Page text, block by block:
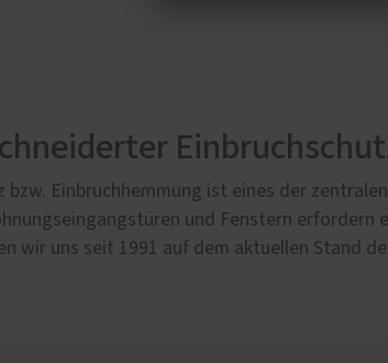
bzw. Einbruchhemmung ist eines der
und Fenstern erfordern
wir uns seit 1991 auf dem aktuellen Stand